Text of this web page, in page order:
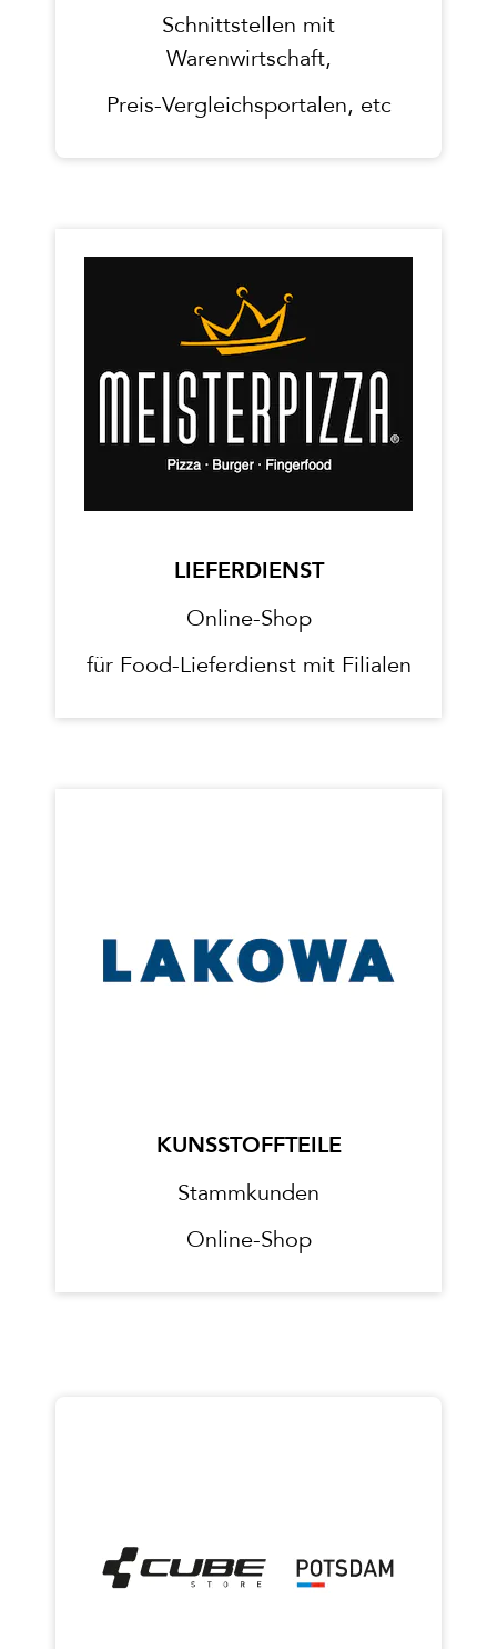
Schnittstellen mit
Warenwirtschaft,
Preis-Vergleichsportalen, etc
LIEFERDIENST
Online-Shop
für Food-Lieferdienst mit Filialen
KUNSSTOFFTEILE
Stammkunden
Online-Shop